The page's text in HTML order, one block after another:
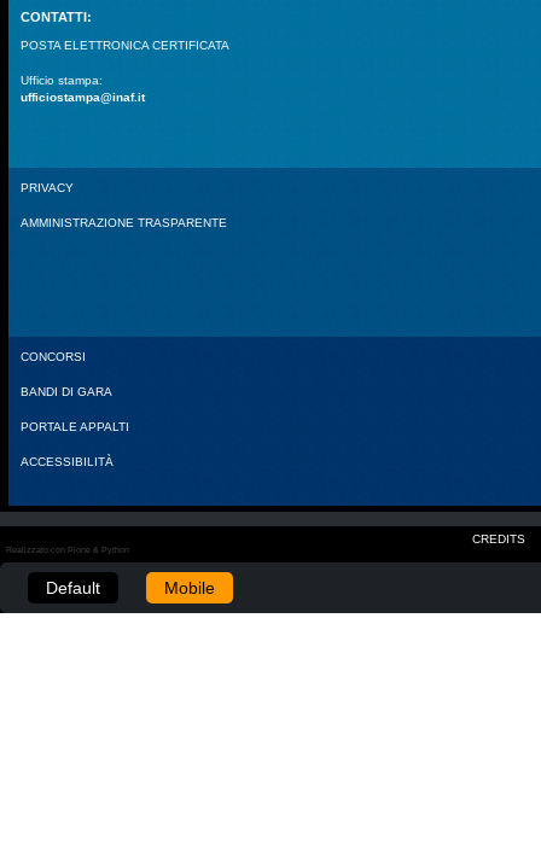
CONTATTI:
POSTA ELETTRONICA CERTIFICATA
Ufficio stampa:
ufficiostampa@inaf.it
PRIVACY
AMMINISTRAZIONE TRASPARENTE
CONCORSI
BANDI DI GARA
PORTALE APPALTI
ACCESSIBILITÀ
CREDITS
Realizzato con Plone & Python
Default Mobile